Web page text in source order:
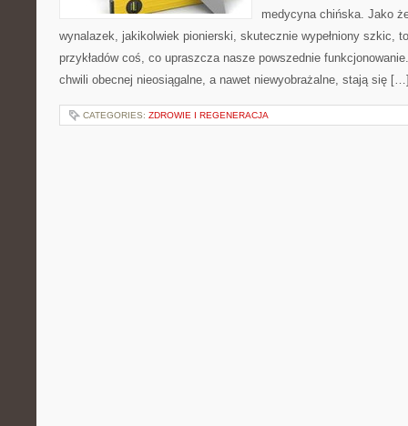
medycyna chińska. Jako
wynalazek, jakikolwiek pionierski, skutecznie wypełniony szkic,
przykładów coś, co upraszcza nasze powszednie
chwili obecnej nieosiągalne, a nawet niewyobrażalne, stają się
CATEGORIES: ZDROWIE I REGENERACJA